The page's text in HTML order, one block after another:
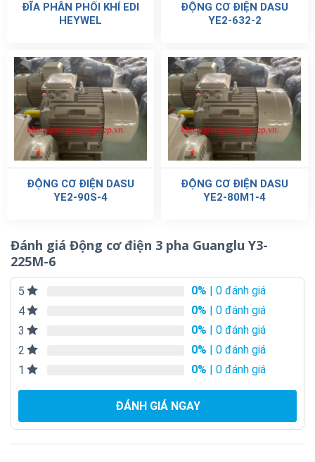
ĐĨA PHÂN PHỐI KHÍ EDI
HEYWEL
ĐỘNG CƠ ĐIỆN DASU
YE2-632-2
ĐỘNG CƠ ĐIỆN DASU
YE2-90S-4
ĐỘNG CƠ ĐIỆN DASU
YE2-80M1-4
Đánh giá Động cơ điện 3 pha Guanglu Y3-
225M-6
5 0% | 0 đánh giá
4
0% | 0 đánh giá
3
0% | 0 đánh giá
2
0% | 0 đánh giá
1
0% | 0 đánh giá
ĐÁNH GIÁ NGAY